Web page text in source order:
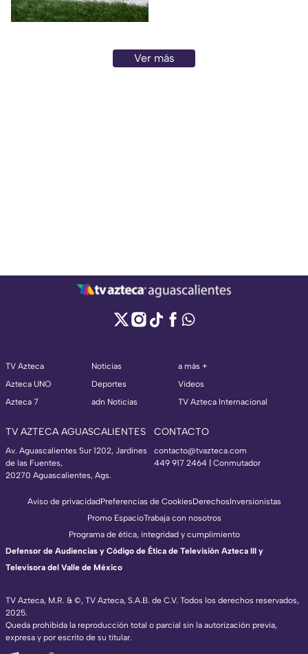
Ver más
TV Azteca
Azteca UNO
Azteca 7
Noticias
Deportes
adn Noticias
a más +
Videos
TV Azteca Internacional
TV AZTECA AGUASCALIENTES
Av. Aguascalientes Sur 1202, Jardines
de las Fuentes,
20270 Aguascalientes, Ags.
CONTACTO
contacto@tvazteca.com
449 917 2464 | Conmutador
TV Azteca, M.R. & ©, TV Azteca, S.A.B. de C.V. Todos los derechos reservados,
2025.
Queda prohibida la reproducción total o parcial sin la autorización previa,
expresa y por escrito de su titular.
Aviso de privacidadPreferencias de CookiesDerechosInversionistas
Promo EspacioTrabaja con nosotros
Programa de ética, integridad y cumplimiento
Defensor de Audiencias y Código de Ética de Televisión Azteca III y
Televisora del Valle de México